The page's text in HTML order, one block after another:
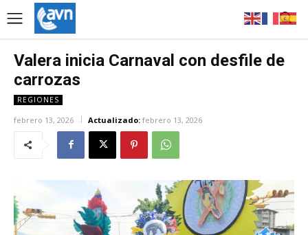
Valera inicia Carnaval con desfile de
carrozas
REGIONES
febrero 13, 2026 Actualizado: febrero 13, 2026